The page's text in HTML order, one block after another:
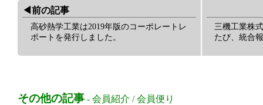
◀︎前の記事
高砂熱学工業は2019年版のコーポレートレ
ポートを発行しました。
三機工業株
たび、統合
その他の記事 - 会員紹介 /会員便り